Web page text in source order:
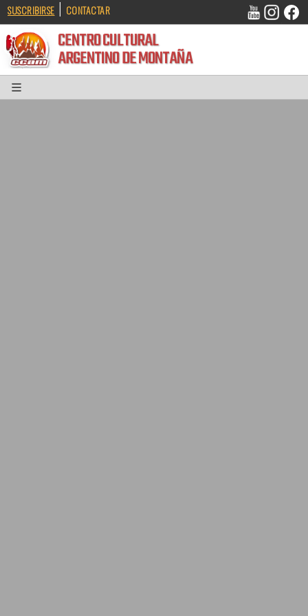
SUSCRIBIRSE | CONTACTAR
CENTRO CULTURAL
ARGENTINO DE MONTAÑA